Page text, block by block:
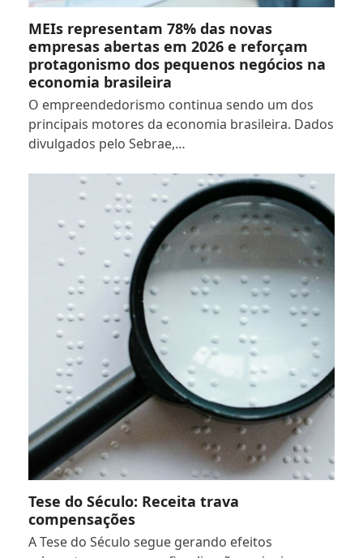
MEIs representam 78% das novas
empresas abertas em 2026 e reforçam
protagonismo dos pequenos negócios na
economia brasileira
O empreendedorismo continua sendo um dos
principais motores da economia brasileira. Dados
divulgados pelo Sebrae,…
Tese do Século: Receita trava
compensações
A Tese do Século segue gerando efeitos